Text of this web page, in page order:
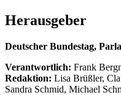
Herausgeber
Deutscher Bundestag,
Verantwortlich: Frank
Redaktion: Lisa Brüßler,
Sandra Schmid, Michael